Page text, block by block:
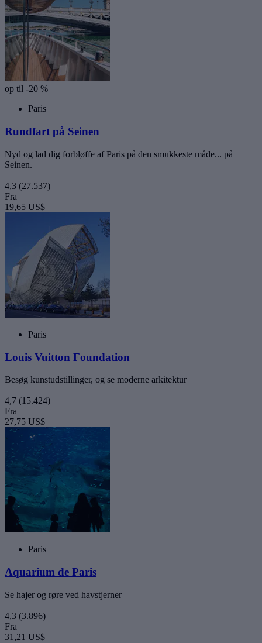
op til -20 %
Paris
Rundfart på Seinen
Nyd og lad dig forbløffe af Paris på den smukkeste måde... på
Seinen.
4,3 (27.537)
Fra
19,65 US$
Paris
Louis Vuitton Foundation
Besøg kunstudstillinger, og se moderne arkitektur
4,7 (15.424)
Fra
27,75 US$
Paris
Aquarium de Paris
Se hajer og røre ved havstjerner
4,3 (3.896)
Fra
31,21 US$